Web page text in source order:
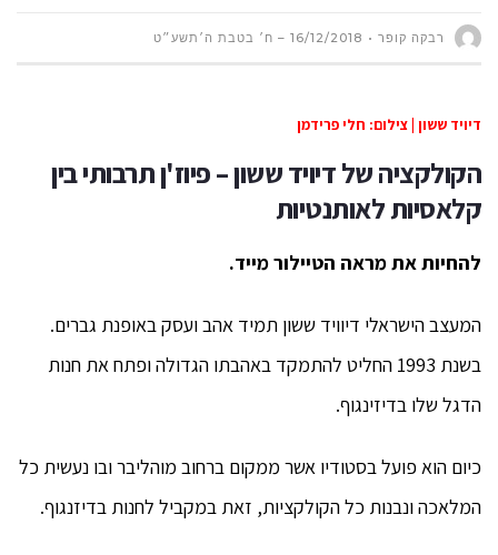
רבקה קופר 16/12/2018 – ח׳ בטבת ה׳תשע״ט
דיויד ששון | צילום: חלי פרידמן
הקולקציה של דיויד ששון – פיוז'ן תרבותי בין
קלאסיות לאותנטיות
להחיות את מראה הטיילור מייד.
המעצב הישראלי דיוויד ששון תמיד אהב ועסק באופנת גברים.
בשנת 1993 החליט להתמקד באהבתו הגדולה ופתח את חנות
הדגל שלו בדיזינגוף.
כיום הוא פועל בסטודיו אשר ממקום ברחוב מוהליבר ובו נעשית כל
המלאכה ונבנות כל הקולקציות, זאת במקביל לחנות בדיזנגוף.